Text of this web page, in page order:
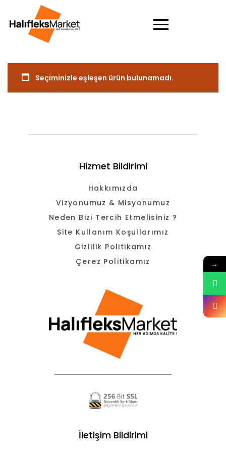
Seçiminizle eşleşen ürün bulunamadı.
Hizmet Bildirimi
Hakkımızda
Vizyonumuz & Misyonumuz
Neden Bizi Tercih Etmelisiniz ?
Site Kullanım Koşullarımız
Gizlilik Politikamız
Çerez Politikamız
İletişim Bildirimi
→